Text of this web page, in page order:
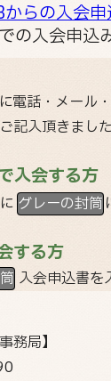
からの入会
の入会申込
電話・メール
記入頂きまし
入会する方
グレーの封筒
する方
入会申込書を
務局】